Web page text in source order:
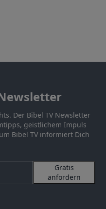
Der Bibel TV Newsletter
geistlichem Impuls
Bibel TV informiert Dich
Gratis
anfordern